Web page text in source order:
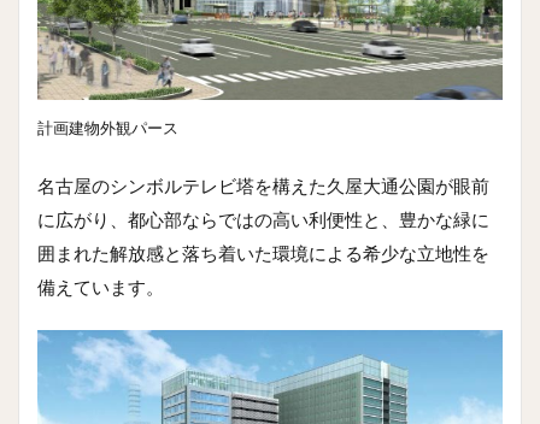
計画建物外観パース
名古屋のシンボルテレビ塔を構えた久屋大通公園が眼前
に広がり、都心部ならではの高い利便性と、豊かな緑に
囲まれた解放感と落ち着いた環境による希少な立地性を
備えています。